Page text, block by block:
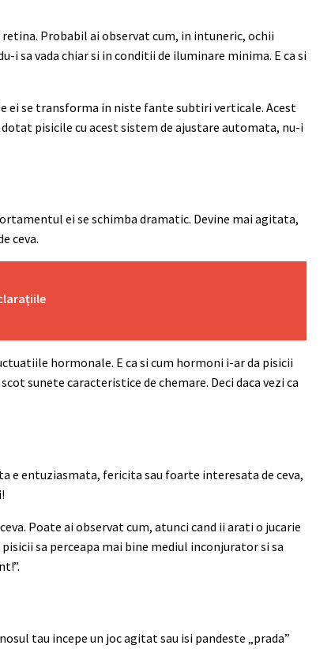
Probabil ai observat cum, in intuneric, ochii
sa vada chiar si in conditii de iluminare minima. E ca si
ei se transforma in niste fante subtiri verticale. Acest
pisicile cu acest sistem de ajustare automata, nu-i
ei se schimba dramatic. Devine mai agitata,
ceva.
hormonale. E ca si cum hormoni i-ar da pisicii
sunete caracteristice de chemare. Deci daca vezi ca
e entuziasmata, fericita sau foarte interesata de ceva,
Poate ai observat cum, atunci cand ii arati o jucarie
sa perceapa mai bine mediul inconjurator si sa
tau incepe un joc agitat sau isi pandeste „prada”